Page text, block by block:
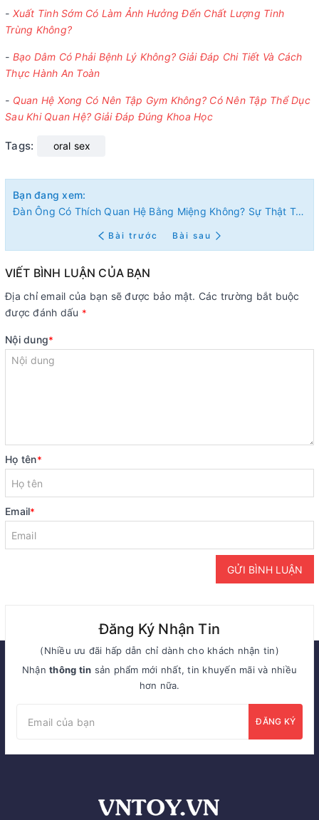
- Xuất Tinh Sớm Có Làm Ảnh Hưởng Đến Chất Lượng Tinh
Trùng Không?
- Bạo Dâm Có Phải Bệnh Lý Không? Giải Đáp Chi Tiết Và Cách
Thực Hành An Toàn
- Quan Hệ Xong Có Nên Tập Gym Không? Có Nên Tập Thể Dục
Sau Khi Quan Hệ? Giải Đáp Đúng Khoa Học
Tags: oral sex
Bạn đang xem:
Đàn Ông Có Thích Quan Hệ Bằng Miệng Không? Sự Thật Từ Góc Nhìn Nam Giới
Bài trước Bài sau
VIẾT BÌNH LUẬN CỦA BẠN
Địa chỉ email của bạn sẽ được bảo mật. Các trường bắt buộc
được đánh dấu *
Nội dung*
Họ tên*
Email*
GỬI BÌNH LUẬN
Đăng Ký Nhận Tin
(Nhiều ưu đãi hấp dẫn chỉ dành cho khách nhận tin)
Nhậnthông tin sản phẩm mới nhất, tin khuyến mãi và nhiều
hơn nữa.
ĐĂNG KÝ